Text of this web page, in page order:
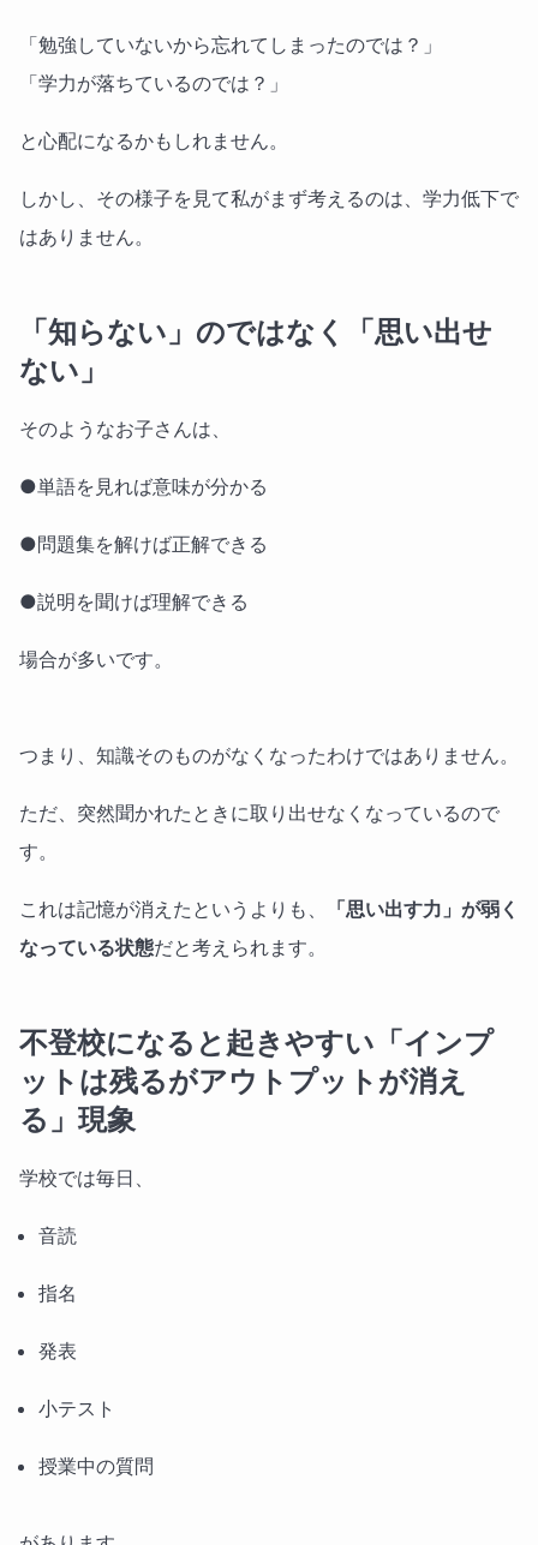
「勉強していないから忘れてしまったのでは？」
「学力が落ちているのでは？」
と心配になるかもしれません。
しかし、その様子を見て私がまず考えるのは、学力低下で
はありません。
「知らない」のではなく「思い出せ
ない」
そのようなお子さんは、
●単語を見れば意味が分かる
●問題集を解けば正解できる
●説明を聞けば理解できる
場合が多いです。
つまり、知識そのものがなくなったわけではありません。
ただ、突然聞かれたときに取り出せなくなっているので
す。
これは記憶が消えたというよりも、
「思い出す力」が弱く
なっている状態だと考えられます。
不登校になると起きやすい「インプ
ットは残るがアウトプットが消え
る」現象
学校では毎日、
音読
指名
発表
小テスト
授業中の質問